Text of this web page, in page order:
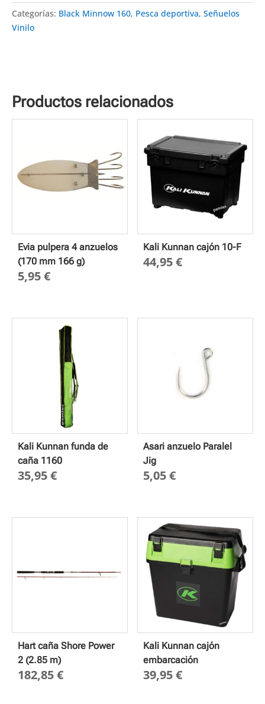
Categorías: Black Minnow 160, Pesca deportiva, Señuelos
Vinilo
Productos relacionados
Evia pulpera 4 anzuelos
(170 mm 166 g)
5,95€
Kali Kunnan cajón 10-F
44,95€
Kali Kunnan funda de
caña 1160
35,95€
Asari anzuelo Paralel
Jig
5,05€
Hart caña Shore Power
2 (2.85 m)
182,85€
Kali Kunnan cajón
embarcación
39,95€